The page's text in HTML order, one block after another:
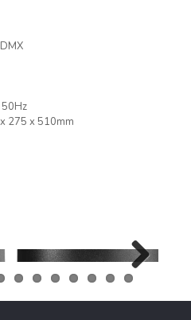
275 x 510mm
Next